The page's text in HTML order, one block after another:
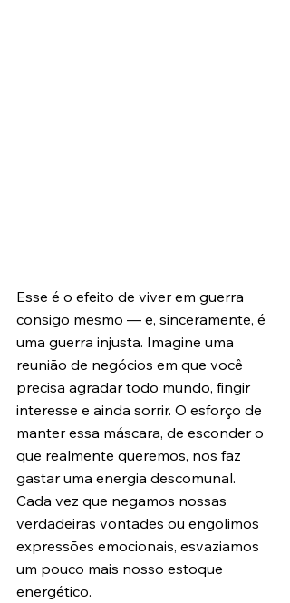
Esse é o efeito de viver em guerra
consigo mesmo — e, sinceramente, é
uma guerra injusta. Imagine uma
reunião de negócios em que você
precisa agradar todo mundo, fingir
interesse e ainda sorrir. O esforço de
manter essa máscara, de esconder o
que realmente queremos, nos faz
gastar uma energia descomunal.
Cada vez que negamos nossas
verdadeiras vontades ou engolimos
expressões emocionais, esvaziamos
um pouco mais nosso estoque
energético.